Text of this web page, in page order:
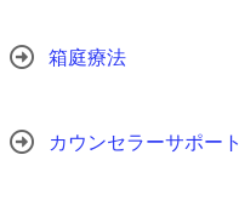
箱庭療法
カウンセラーサポート